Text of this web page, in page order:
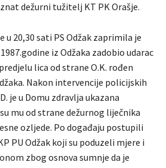
dežurni tužitelj KT PK Orašje.
u 20,30 sati PS Odžak zaprimila je
iz Odžaka zadobio udarac
lica od strane O.K. rođen
Nakon intervencije policijskih
je u Domu zdravlja ukazana
mu od strane dežurnog liječnika
ozljede. Po događaju postupili
PU Odžak koji su poduzeli mjere i
zbog osnova sumnje da je